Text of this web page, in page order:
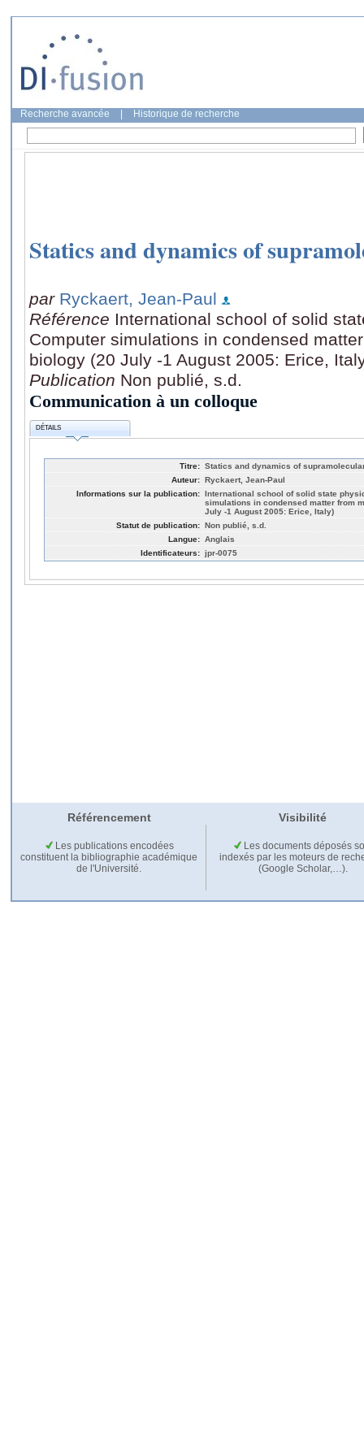
Recherche avancée Historique de recherche
Statics and dynamics of
par Ryckaert, Jean-Paul
Référence International school of solid
Computer simulations in condensed
biology (20 July -1 August 2005: Erice,
Publication Non publié, s.d.
Communication à un colloque
DÉTAILS
Titre: Statics and dynamics of
Auteur: Ryckaert, Jean-Paul
Informations sur la publication: International school of solid state
simulations in condensed matter from
July -1 August 2005: Erice, Italy)
Statut de publication: Non publié, s.d.
Langue: Anglais
Identificateurs: jpr-0075
Référencement Visibilité
Les publications encodées
constituent la bibliographie académique
de l'Université.
Les documents déposés
indexés par les moteurs de
(Google Scholar,…).